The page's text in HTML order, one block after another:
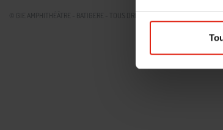
© GIE AMPHITHÉÂTRE - BATIGERE - TOUS DROITS RÉSERVÉS -